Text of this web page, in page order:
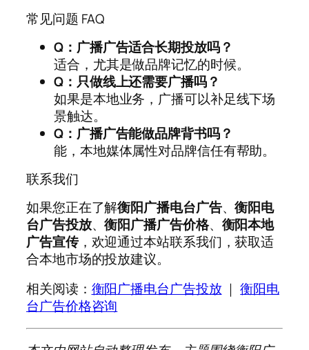
常见问题 FAQ
Q：广播广告适合长期投放吗？
适合，尤其是做品牌记忆的时候。
Q：只做线上还需要广播吗？
如果是本地业务，广播可以补足线下场
景触达。
Q：广播广告能做品牌背书吗？
能，本地媒体属性对品牌信任有帮助。
联系我们
如果您正在了解衡阳广播电台广告、衡阳电
台广告投放、衡阳广播广告价格、 衡阳本地
广告宣传，欢迎通过本站联系我们，获取适
合本地市场的投放建议。
相关阅读： 衡阳广播电台广告投放 ｜衡阳电
台广告价格咨询